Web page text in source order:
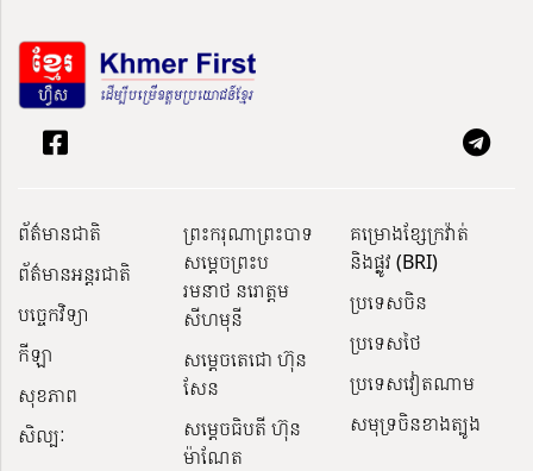
ព័ត៌មានជាតិ
ព័ត៌មានអន្តរជាតិ
បច្ចេកវិទ្យា
កីឡា
សុខភាព
សិល្បៈ
ព្រះករុណាព្រះបាទ
សម្តេចព្រះប
រមនាថ នរោត្តម
សីហមុនី
សម្តេចតេជោ ហ៊ុន
សែន
សម្ដេចធិបតី ហ៊ុន
ម៉ាណែត
គម្រោងខ្សែក្រវ៉ាត់
និងផ្លូវ (BRI)
ប្រទេសចិន
ប្រទេសថៃ
ប្រទេសវៀតណាម
សមុទ្រចិនខាងត្បូង